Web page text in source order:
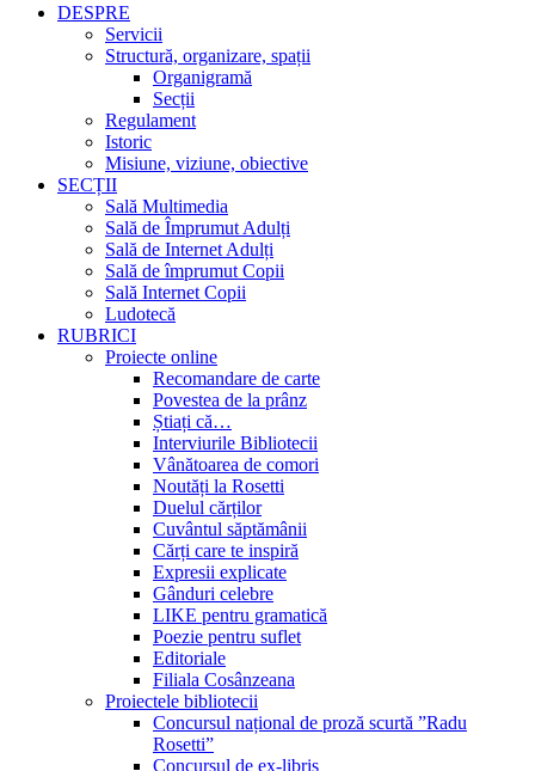
DESPRE
Servicii
Structură, organizare, spații
Organigramă
Secții
Regulament
Istoric
Misiune, viziune, obiective
SECȚII
Sală Multimedia
Sală de Împrumut Adulți
Sală de Internet Adulți
Sală de împrumut Copii
Sală Internet Copii
Ludotecă
RUBRICI
Proiecte online
Recomandare de carte
Povestea de la prânz
Știați că…
Interviurile Bibliotecii
Vânătoarea de comori
Noutăți la Rosetti
Duelul cărților
Cuvântul săptămânii
Cărți care te inspiră
Expresii explicate
Gânduri celebre
LIKE pentru gramatică
Poezie pentru suflet
Editoriale
Filiala Cosânzeana
Proiectele bibliotecii
Concursul național de proză scurtă ”Radu
Rosetti”
Concursul de ex-libris